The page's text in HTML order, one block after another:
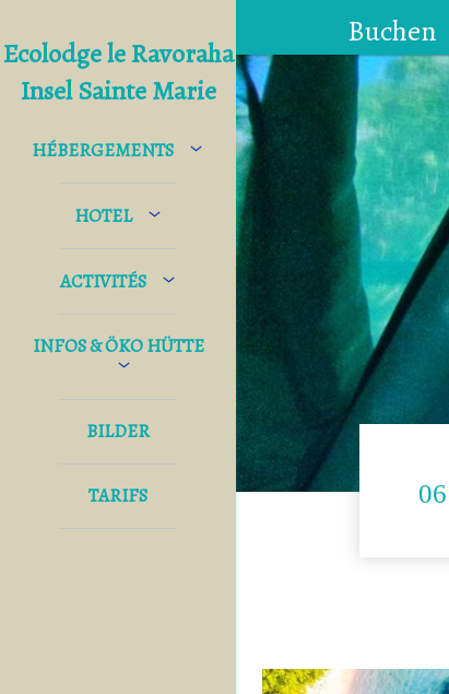
Buchen
Ecolodge le Ravoraha
Insel Sainte Marie
HÉBERGEMENTS
HOTEL
ACTIVITÉS
INFOS & ÖKO HÜTTE
BILDER
TARIFS 06